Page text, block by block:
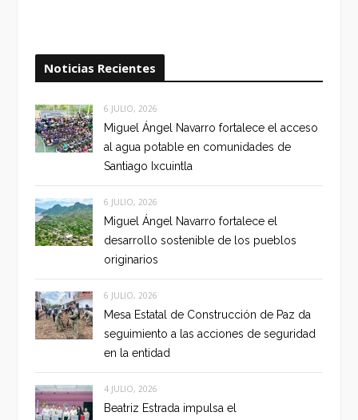
Noticias Recientes
6 JULIO, 2026
Miguel Ángel Navarro fortalece el acceso
al agua potable en comunidades de
Santiago Ixcuintla
6 JULIO, 2026
Miguel Ángel Navarro fortalece el
desarrollo sostenible de los pueblos
originarios
6 JULIO, 2026
Mesa Estatal de Construcción de Paz da
seguimiento a las acciones de seguridad
en la entidad
4 JULIO, 2026
Beatriz Estrada impulsa el